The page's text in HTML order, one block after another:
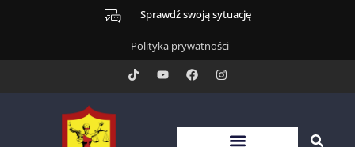
Sprawdź swoją sytuację
Polityka prywatności